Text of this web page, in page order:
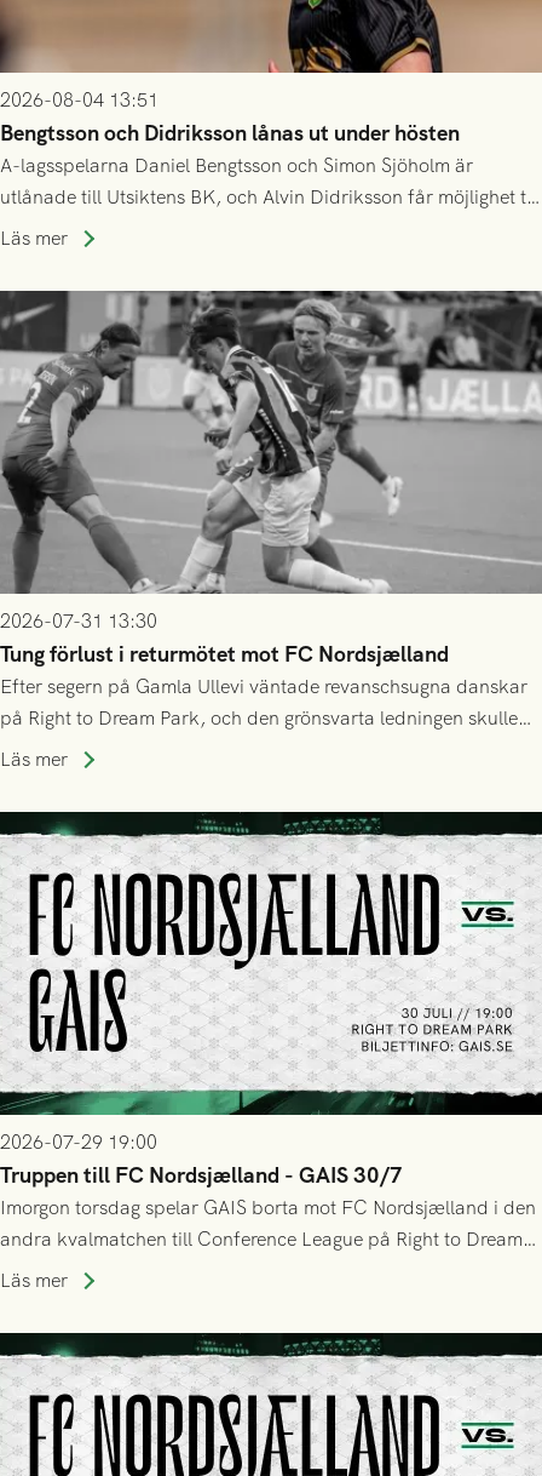
2026-08-04 13:51
Bengtsson och Didriksson lånas ut under hösten
A-lagsspelarna Daniel Bengtsson och Simon Sjöholm är
utlånade till Utsiktens BK, och Alvin Didriksson får möjlighet till
speltid i Hestrafors genom föreningssamarbete.
Läs mer
2026-07-31 13:30
Tung förlust i returmötet mot FC Nordsjælland
Efter segern på Gamla Ullevi väntade revanschsugna danskar
på Right to Dream Park, och den grönsvarta ledningen skulle
upphöra efter mindre än kvarten spelad. På lika mark visade
tennissiffror och det grönsvarta europaäventyret tog slut.
Läs mer
2026-07-29 19:00
Truppen till FC Nordsjælland - GAIS 30/7
Imorgon torsdag spelar GAIS borta mot FC Nordsjælland i den
andra kvalmatchen till Conference League på Right to Dream
Park! Fredrik Holmberg och ledarstaben har tagit ut följande
Läs mer